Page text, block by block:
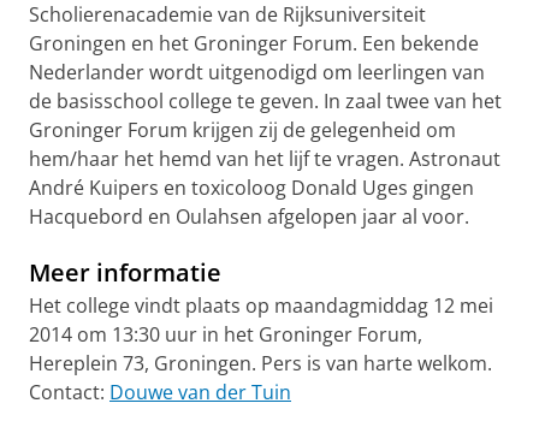
Scholierenacademie van de Rijksuniversiteit
Groningen en het Groninger Forum. Een bekende
Nederlander wordt uitgenodigd om leerlingen van
de basisschool college te geven. In zaal twee van het
Groninger Forum krijgen zij de gelegenheid om
hem/haar het hemd van het lijf te vragen. Astronaut
André Kuipers en toxicoloog Donald Uges gingen
Hacquebord en Oulahsen afgelopen jaar al voor.
Meer informatie
Het college vindt plaats op maandagmiddag 12 mei
2014 om 13:30 uur in het Groninger Forum,
Hereplein 73, Groningen. Pers is van harte welkom.
Contact: Douwe van der Tuin